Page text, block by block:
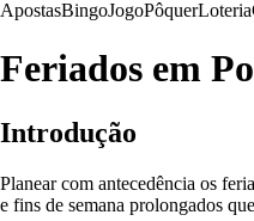
ApostasBingoJogoPôquerLoteria
Feriados em
Introdução
Planear com antecedência os
e fins de semana prolongados